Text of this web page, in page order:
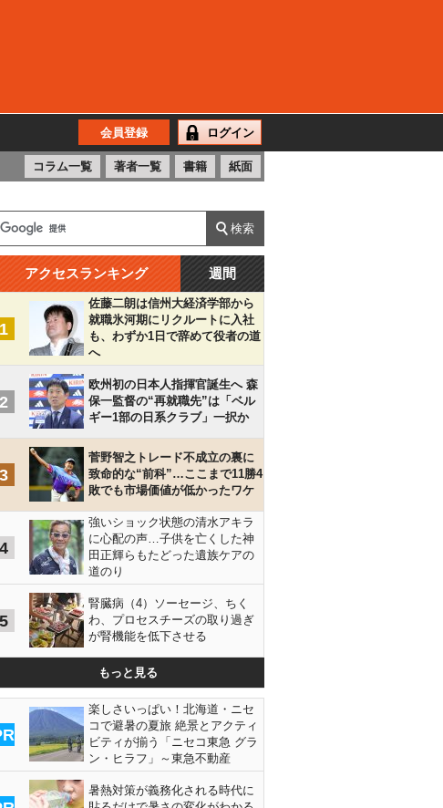
会員登録 ログイン
コラム一覧 著者一覧 書籍 紙面
アクセスランキング 週間
1
佐藤二朗は信州大経済学部から
就職氷河期にリクルートに入社
も、わずか1日で辞めて役者の道
へ
2
欧州初の日本人指揮官誕生へ 森
保一監督の“再就職先”は「ベル
ギー1部の日系クラブ」一択か
3
菅野智之トレード不成立の裏に
致命的な“前科”…ここまで11勝4
敗でも市場価値が低かったワケ
4
強いショック状態の清水アキラ
に心配の声…子供を亡くした神
田正輝らもたどった遺族ケアの
道のり
5
腎臓病（4）ソーセージ、ちく
わ、プロセスチーズの取り過ぎ
が腎機能を低下させる
もっと見る
楽しさいっぱい！北海道・ニセ
コで避暑の夏旅 絶景とアクティ
ビティが揃う「ニセコ東急 グラ
ン・ヒラフ」～東急不動産
暑熱対策が義務化される時代に